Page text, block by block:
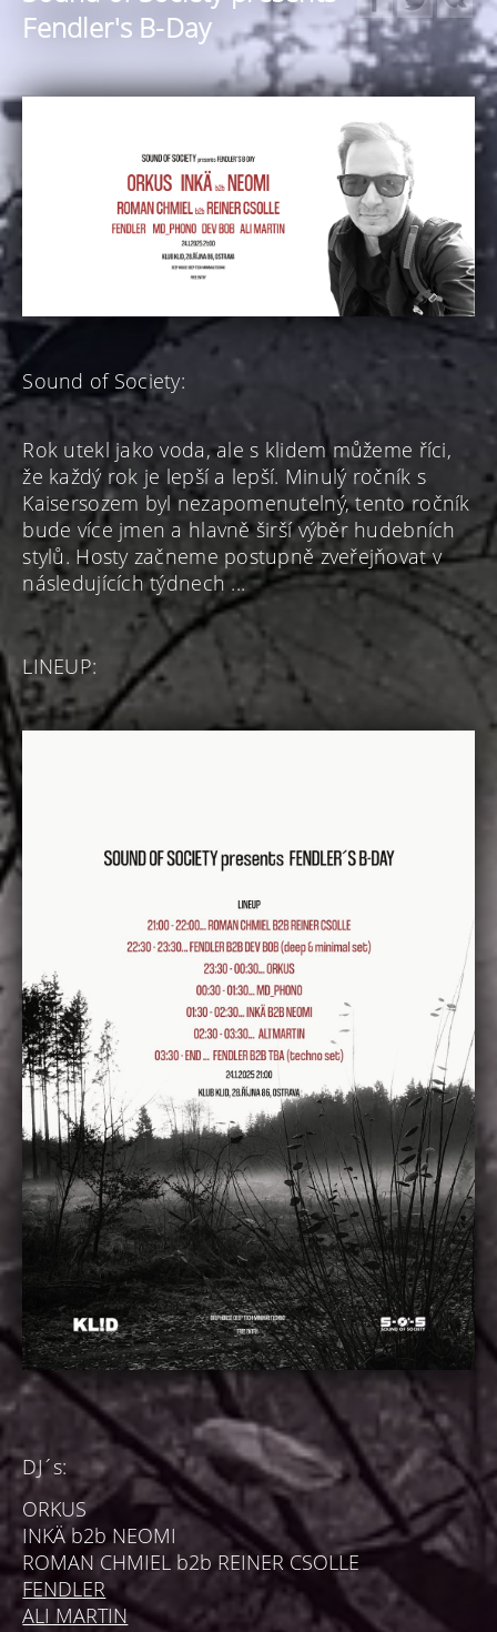
Fendler's B-Day
Sound of Society:
Rok utekl jako voda, ale s klidem můžeme říci,
že každý rok je lepší a lepší. Minulý ročník s
Kaisersozem byl nezapomenutelný, tento ročník
bude více jmen a hlavně širší výběr hudebních
stylů. Hosty začneme postupně zveřejňovat v
následujících týdnech ...
LINEUP:
DJ´s:
ORKUS
INKÄ b2b NEOMI
ROMAN CHMIEL b2b REINER CSOLLE
FENDLER
ALI MARTIN